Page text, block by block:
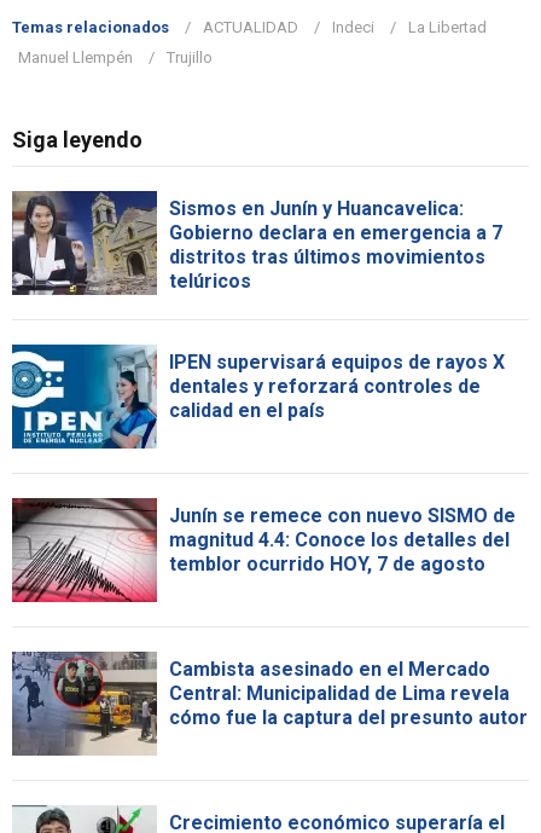
Temas relacionados ACTUALIDAD Indeci
La Libertad
Manuel Llempén
Trujillo
Siga leyendo
Sismos en Junín y Huancavelica:
Gobierno declara en emergencia a 7
distritos tras últimos movimientos
telúricos
IPEN supervisará equipos de rayos X
dentales y reforzará controles de
calidad en el país
Junín se remece con nuevo SISMO de
magnitud 4.4: Conoce los detalles del
temblor ocurrido HOY, 7 de agosto
Cambista asesinado en el Mercado
Central: Municipalidad de Lima revela
cómo fue la captura del presunto autor
Crecimiento económico superaría el